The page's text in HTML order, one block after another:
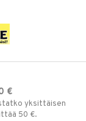
€
yksittäisen
50 €.